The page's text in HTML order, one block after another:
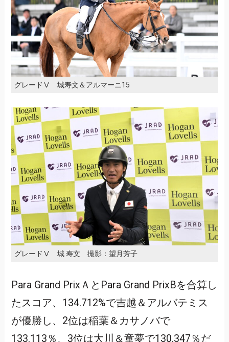
グレードⅤ 城寿文＆アルマーニ15
グレードⅤ 城 寿文 撮影：望月芳子
Para Grand PrixＡとPara Grand PrixBを合算し
たスコア、134.712%で吉越＆アルバテミス
が優勝し、2位は稲葉＆カサノバで
133.113％、3位は大川＆童夢で130.347％だ